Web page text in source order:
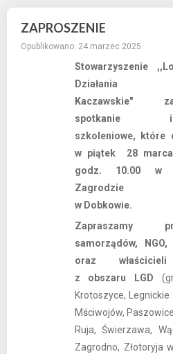
ZAPROSZENIE
Opublikowano: 24 marzec 2025
Stowarzyszenie
Działania
Kaczawskie"
spotkanie
szkoleniowe, które
w piątek 28
godz. 10.00 w
Zagrodzie
w Dobkowie.
Zapraszamy
samorządów, NGO,
oraz
z obszaru LGD
Krotoszyce, Legnickie
Mściwojów,
Ruja, Świerzawa,
Zagrodno, Złotoryja